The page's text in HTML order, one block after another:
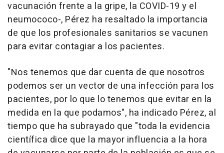
vacunación frente a la gripe, la COVID-19 y el
neumococo-, Pérez ha resaltado la importancia
de que los profesionales sanitarios se vacunen
para evitar contagiar a los pacientes.
"Nos tenemos que dar cuenta de que nosotros
podemos ser un vector de una infección para los
pacientes, por lo que lo tenemos que evitar en la
medida en la que podamos", ha indicado Pérez, al
tiempo que ha subrayado que "toda la evidencia
científica dice que la mayor influencia a la hora